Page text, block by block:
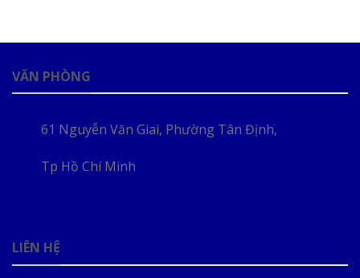
VĂN PHÒNG
61 Nguyễn Văn Giai, Phường Tân Định,
Tp Hồ Chí Minh
LIÊN HỆ